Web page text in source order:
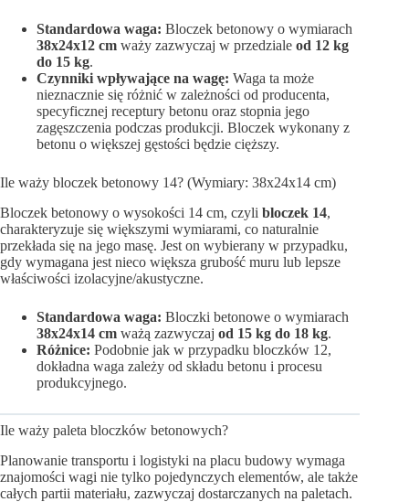
Standardowa waga: Bloczek betonowy o wymiarach
38x24x12 cm waży zazwyczaj w przedziale od 12 kg
do 15 kg.
Czynniki wpływające na wagę: Waga ta może
nieznacznie się różnić w zależności od producenta,
specyficznej receptury betonu oraz stopnia jego
zagęszczenia podczas produkcji. Bloczek wykonany z
betonu o większej gęstości będzie cięższy.
Ile waży bloczek betonowy 14? (Wymiary: 38x24x14 cm)
Bloczek betonowy o wysokości 14 cm, czyli bloczek 14,
charakteryzuje się większymi wymiarami, co naturalnie
przekłada się na jego masę. Jest on wybierany w przypadku,
gdy wymagana jest nieco większa grubość muru lub lepsze
właściwości izolacyjne/akustyczne.
Standardowa waga: Bloczki betonowe o wymiarach
38x24x14 cm ważą zazwyczaj od 15 kg do 18 kg.
Różnice: Podobnie jak w przypadku bloczków 12,
dokładna waga zależy od składu betonu i procesu
produkcyjnego.
Ile waży paleta bloczków betonowych?
Planowanie transportu i logistyki na placu budowy wymaga
znajomości wagi nie tylko pojedynczych elementów, ale także
całych partii materiału, zazwyczaj dostarczanych na paletach.